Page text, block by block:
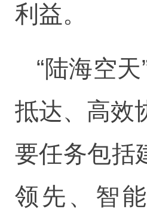
利益。
“陆海空
抵达、高效
要任务包括
领先、智